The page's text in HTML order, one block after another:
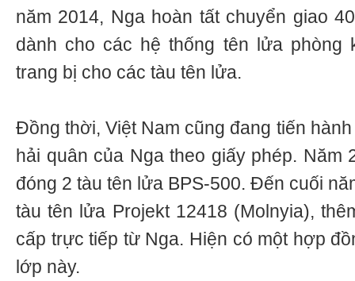
năm 2014, Nga hoàn tất chuyển giao
dành cho các hệ thống tên lửa phòng
trang bị cho các tàu tên lửa.
Đồng thời, Việt Nam cũng đang tiến
hải quân của Nga theo giấy phép. Năm
đóng 2 tàu tên lửa BPS-500. Đến cuối
tàu tên lửa Projekt 12418 (Molnyia),
cấp trực tiếp từ Nga. Hiện có một hợp
lớp này.